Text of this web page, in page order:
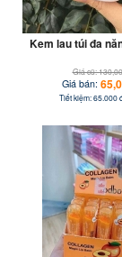
Kem lau túi đa
Giá cũ:
Giá bán:
Tiết kiệm: 65.000